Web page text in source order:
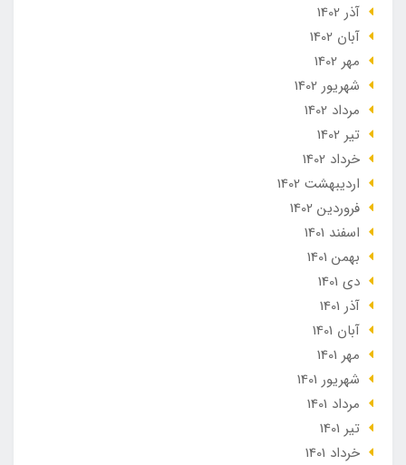
آذر 1402
آبان 1402
مهر 1402
شهریور 1402
مرداد 1402
تير 1402
خرداد 1402
ارديبهشت 1402
فروردین 1402
اسفند 1401
بهمن 1401
دی 1401
آذر 1401
آبان 1401
مهر 1401
شهریور 1401
مرداد 1401
تير 1401
خرداد 1401